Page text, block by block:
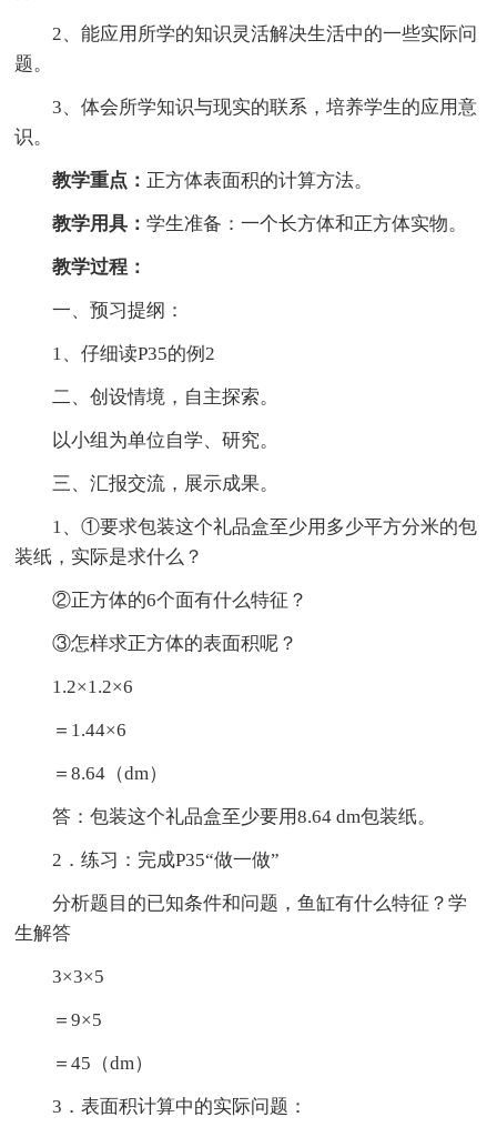
2、能应用所学的知识灵活解决生活中的一些实际问
题。
3、体会所学知识与现实的联系，培养学生的应用意
识。
教学重点： 正方体表面积的计算方法。
教学用具：学生准备：一个长方体和正方体实物。
教学过程：
一、预习提纲：
1、仔细读P35的例2
二、创设情境，自主探索。
以小组为单位自学、研究。
三、汇报交流，展示成果。
1、①要求包装这个礼品盒至少用多少平方分米的包
装纸，实际是求什么？
②正方体的6个面有什么特征？
③怎样求正方体的表面积呢？
1.2×1.2×6
＝1.44×6
＝8.64（dm）
答：包装这个礼品盒至少要用8.64 dm包装纸。
2．练习：完成P35“做一做”
分析题目的已知条件和问题，鱼缸有什么特征？学
生解答
3×3×5
＝9×5
＝45（dm）
3．表面积计算中的实际问题：